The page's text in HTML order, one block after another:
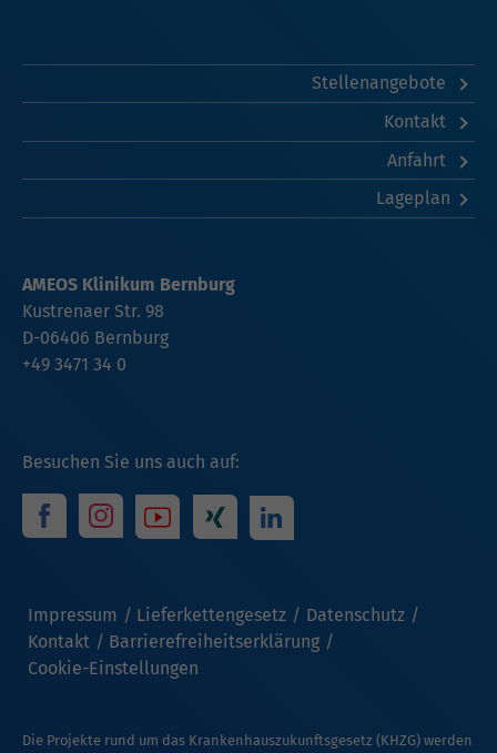
Stellenangebote
Kontakt
Anfahrt
Lageplan
Besuchen Sie uns auch auf:
Impressum Lieferkettengesetz
Datenschutz
Kontakt
Barrierefreiheitserklärung
Cookie-Einstellungen
AMEOS Klinikum Bernburg
Kustrenaer Str. 98
D-06406 Bernburg
+49 3471 34 0
Die Projekte rund um das Krankenhauszukunftsgesetz (KHZG) werden